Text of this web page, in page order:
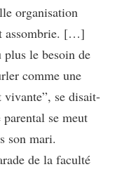
organisation
assombrie. […]
le besoin de
comme une
se disait-
se meut
son mari.
de la faculté